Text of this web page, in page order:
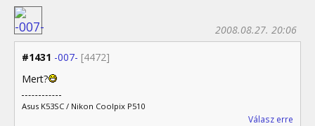
#1431 -007- [4472]
2008.08.27. 20:06
Mert?
Asus K53SC / Nikon Coolpix P510
Válasz erre